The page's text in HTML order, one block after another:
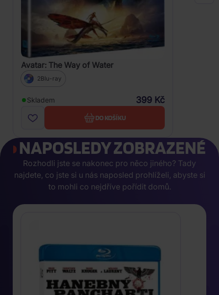
Avatar: The Way of Water
2Blu-ray
Skladem 399 Kč
DO KOŠÍKU
NAPOSLEDY ZOBRAZENÉ
Rozhodli jste se nakonec pro něco jiného? Tady
najdete, co jste si u nás naposled prohlíželi, abyste si
to mohli co nejdříve pořídit domů.